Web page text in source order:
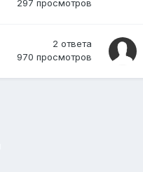
297 просмотров
2 ответа
970 просмотров